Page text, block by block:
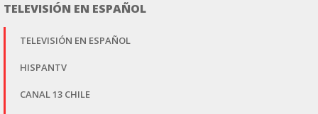
TELEVISIÓN EN ESPAÑOL
TELEVISIÓN EN ESPAÑOL
HISPANTV
CANAL 13 CHILE